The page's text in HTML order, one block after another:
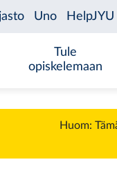
Tule
opiskelemaan
Huom: